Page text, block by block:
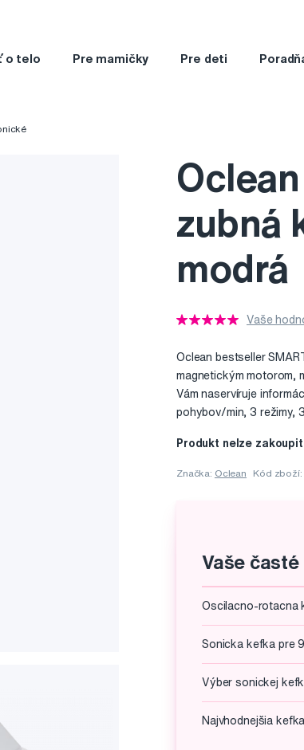
o telo Pre mamičky Pre deti
zubná
modrá
Vaše
Oclean bestseller
magnetickým motorom,
Vám naservíruje
pohybov/min, 3 režimy,
Produkt nelze zakoupit
Značka: Oclean Kód zboží:
Vaše
Oscilacno-rotacna
Sonicka kefka pre
Výber sonickej
Najvhodnejšia